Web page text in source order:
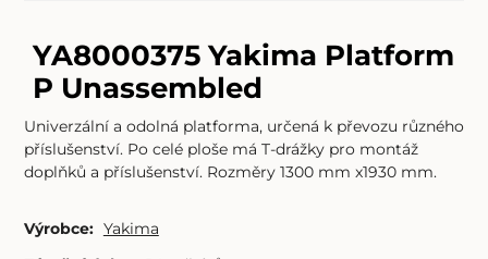
YA8000375 Yakima Platform
P Unassembled
Univerzální a odolná platforma, určená k převozu různého
příslušenství. Po celé ploše má T-drážky pro montáž
doplňků a příslušenství. Rozměry 1300 mm x1930 mm.
Výrobce: Yakima